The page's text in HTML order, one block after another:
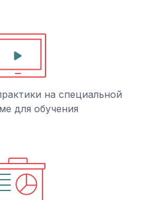
на специальной
для обучения